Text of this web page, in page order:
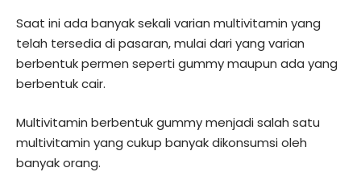
Saat ini ada banyak sekali varian multivitamin yang
telah tersedia di pasaran, mulai dari yang varian
berbentuk permen seperti gummy maupun ada yang
berbentuk cair.
Multivitamin berbentuk gummy menjadi salah satu
multivitamin yang cukup banyak dikonsumsi oleh
banyak orang.